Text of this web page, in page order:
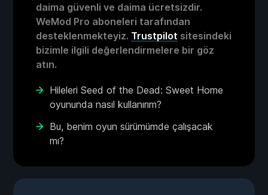
daima güvenli ve daima ücretsizdir.
WeMod Pro aboneleri tarafından
desteklenmekteyiz. Trustpilot sitesindeki
bizimle ilgili değerlendirmelere bir göz
atın.
Hileleri Seed of the Dead: Sweet Home
oyununda nasıl kullanırım?
Bu, benim oyun sürümümde çalışacak
mı?